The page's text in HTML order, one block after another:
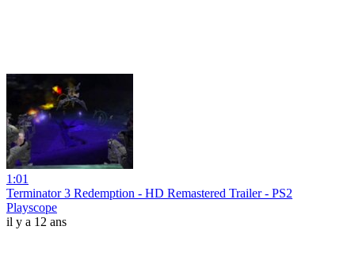
1:01
Terminator 3 Redemption - HD Remastered Trailer - PS2
Playscope
il y a 12 ans